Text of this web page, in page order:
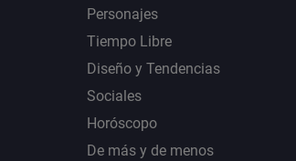
Personajes
Tiempo Libre
Diseño y Tendencias
Sociales
Horóscopo
De más y de menos